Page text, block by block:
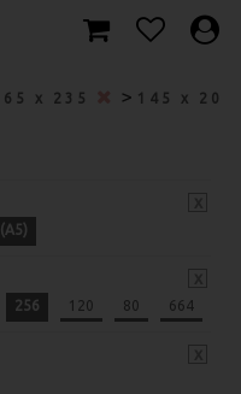
x 235 > 145 x
256 120 80 664